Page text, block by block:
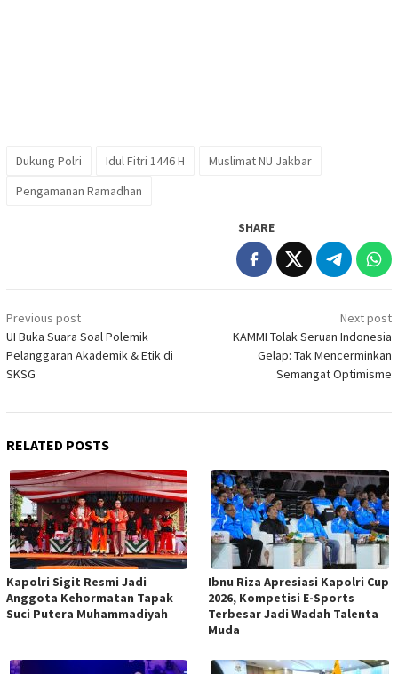
Dukung Polri Idul Fitri 1446 H
Muslimat NU Jakbar
Pengamanan Ramadhan
SHARE
Post
navigation
Previous post
UI Buka Suara Soal Polemik
Pelanggaran Akademik & Etik di
SKSG
Next post
KAMMI Tolak Seruan Indonesia
Gelap: Tak Mencerminkan
Semangat Optimisme
RELATED POSTS
Kapolri Sigit Resmi Jadi
Anggota Kehormatan Tapak
Suci Putera Muhammadiyah
Ibnu Riza Apresiasi Kapolri Cup
2026, Kompetisi E-Sports
Terbesar Jadi Wadah Talenta
Muda